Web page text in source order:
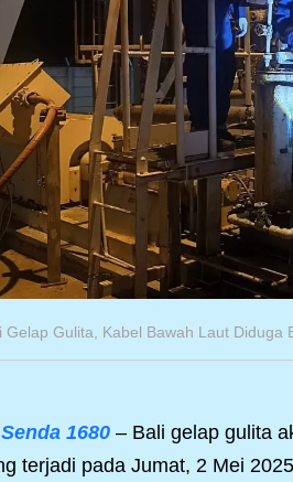
Gelap Gulita, Kabel Bawah Laut Diduga
1680 – Bali gelap gulita
terjadi pada Jumat, 2 Mei